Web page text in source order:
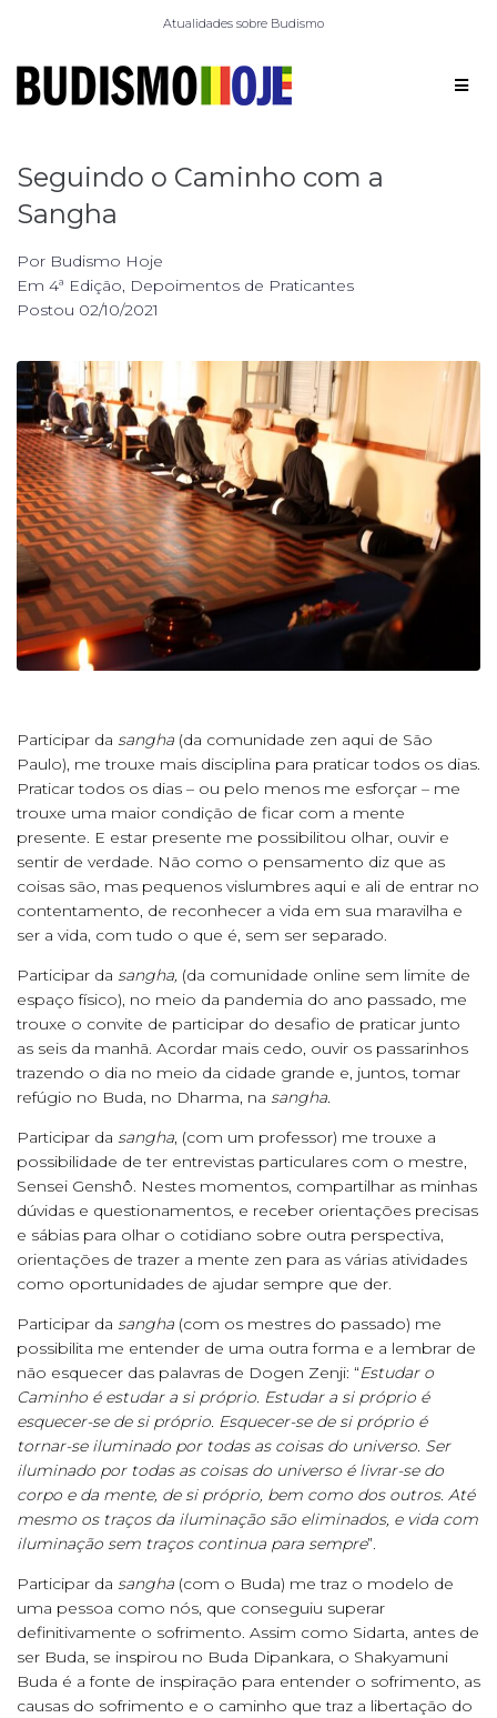
Atualidades sobre Budismo
Seguindo o Caminho com a
Sangha
Por Budismo Hoje
Em 4ª Edição, Depoimentos de Praticantes
Postou 02/10/2021
Participar da sangha (da comunidade zen aqui de São
Paulo), me trouxe mais disciplina para praticar todos os dias.
Praticar todos os dias – ou pelo menos me esforçar – me
trouxe uma maior condição de ficar com a mente
presente. E estar presente me possibilitou olhar, ouvir e
sentir de verdade. Não como o pensamento diz que as
coisas são, mas pequenos vislumbres aqui e ali de entrar no
contentamento, de reconhecer a vida em sua maravilha e
ser a vida, com tudo o que é, sem ser separado.
Participar da sangha, (da comunidade online sem limite de
espaço físico), no meio da pandemia do ano passado, me
trouxe o convite de participar do desafio de praticar junto
as seis da manhã. Acordar mais cedo, ouvir os passarinhos
trazendo o dia no meio da cidade grande e, juntos, tomar
refúgio no Buda, no Dharma, na sangha.
Participar da sangha, (com um professor) me trouxe a
possibilidade de ter entrevistas particulares com o mestre,
Sensei Genshô. Nestes momentos, compartilhar as minhas
dúvidas e questionamentos, e receber orientações precisas
e sábias para olhar o cotidiano sobre outra perspectiva,
orientações de trazer a mente zen para as várias atividades
como oportunidades de ajudar sempre que der.
Participar da sangha (com os mestres do passado) me
possibilita me entender de uma outra forma e a lembrar de
não esquecer das palavras de Dogen Zenji: “Estudar o
Caminho é estudar a si próprio. Estudar a si próprio é
esquecer-se de si próprio. Esquecer-se de si próprio é
tornar-se iluminado por todas as coisas do universo. Ser
iluminado por todas as coisas do universo é livrar-se do
corpo e da mente, de si próprio, bem como dos outros. Até
mesmo os traços da iluminação são eliminados, e vida com
iluminação sem traços continua para sempre”.
Participar da sangha (com o Buda) me traz o modelo de
uma pessoa como nós, que conseguiu superar
definitivamente o sofrimento. Assim como Sidarta, antes de
ser Buda, se inspirou no Buda Dipankara, o Shakyamuni
Buda é a fonte de inspiração para entender o sofrimento, as
causas do sofrimento e o caminho que traz a libertação do